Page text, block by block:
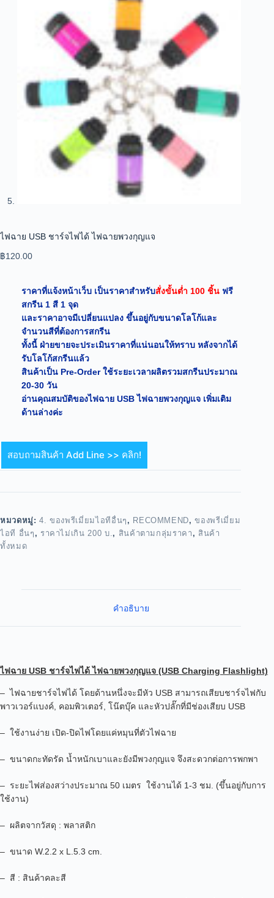
ไฟฉาย USB ชาร์จไฟได้ ไฟฉายพวงกุญแจ
฿120.00
ราคาที่แจ้งหน้าเว็บ เป็นราคาสำหรับสั่งขั้นต่ำ 100 ชิ้น ฟรี
สกรีน 1 สี 1 จุด
และราคาอาจมีเปลี่ยนแปลง ขึ้นอยู่กับขนาดโลโก้และ
จำนวนสีที่ต้องการสกรีน
ทั้งนี้ ฝ่ายขายจะประเมินราคาที่แน่นอนให้ทราบ หลังจากได้
รับโลโก้สกรีนแล้ว
สินค้าเป็น Pre-Order ใช้ระยะเวลาผลิตรวมสกรีนประมาณ
20-30 วัน
อ่านคุณสมบัติของไฟฉาย USB ไฟฉายพวงกุญแจ เพิ่มเติม
ด้านล่างค่ะ
สอบถามสินค้า Add Line >> คลิก!
หมวดหมู่:4. ของพรีเมี่ยมไอทีอื่นๆ , RECOMMEND,ของพรีเมี่ยม
ไอที อื่นๆ , ราคาไม่เกิน 200 บ., สินค้าตามกลุ่มราคา , สินค้า
ทั้งหมด
คำอธิบาย
ไฟฉาย USB ชาร์จไฟได้ ไฟฉายพวงกุญแจ (USB Charging Flashlight)
– ไฟฉายชาร์จไฟได้ โดยด้านหนึ่งจะมีหัว USB สามารถเสียบชาร์จไฟกับ
พาวเวอร์แบงค์, คอมพิวเตอร์, โน๊ตบุ๊ค และหัวปลั๊กที่มีช่องเสียบ USB
– ใช้งานง่าย เปิด-ปิดไฟโดยแค่หมุนที่ตัวไฟฉาย
– ขนาดกะทัดรัด น้ำหนักเบาและยังมีพวงกุญแจ จึงสะดวกต่อการพกพา
– ระยะไฟส่องสว่างประมาณ 50 เมตร ใช้งานได้ 1-3 ชม. (ขึ้นอยู่กับการ
ใช้งาน)
– ผลิตจากวัสดุ : พลาสติก
– ขนาด W.2.2 x L.5.3 cm.
– สี : สินค้าคละสี